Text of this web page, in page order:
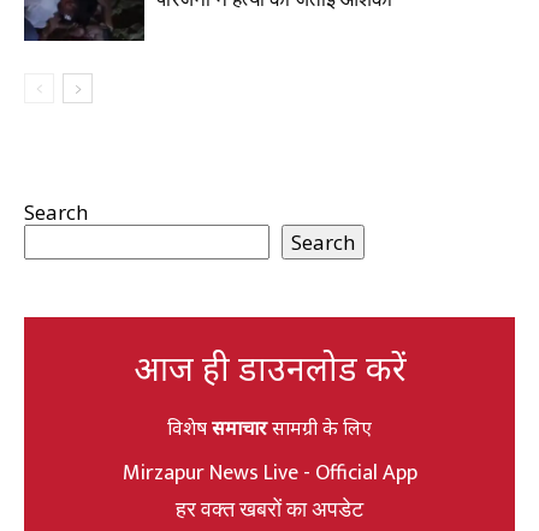
Search
Search
आज ही डाउनलोड करें
विशेषसमाचारसामग्री के लिए
Mirzapur News Live - Official App
हर वक्त खबरों का अपडेट